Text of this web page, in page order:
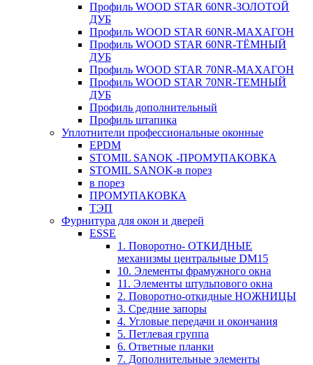
Профиль WOOD STAR 60NR-ЗОЛОТОЙ
ДУБ
Профиль WOOD STAR 60NR-МАХАГОН
Профиль WOOD STAR 60NR-ТЁМНЫЙ
ДУБ
Профиль WOOD STAR 70NR-МАХАГОН
Профиль WOOD STAR 70NR-ТЕМНЫЙ
ДУБ
Профиль дополнительный
Профиль штапика
Уплотнители профессиональные оконные
EPDM
STOMIL SANOK -ПРОМУПАКОВКА
STOMIL SANOK-в порез
в порез
ПРОМУПАКОВКА
ТЭП
Фурнитура для окон и дверей
ESSE
1. Поворотно- ОТКИДНЫЕ
механизмы центральные DM15
10. Элементы фрамужного окна
11. Элементы штульпового окна
2. Поворотно-откидные НОЖНИЦЫ
3. Средние запоры
4. Угловые передачи и окончания
5. Петлевая группа
6. Ответные планки
7. Дополнительные элементы